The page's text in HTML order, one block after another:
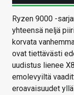
Ryzen 9000 -
yhteensä neljä
korvata
ovat tiettävästi
uudistus lienee
emolevyiltä
eroavaisuudet